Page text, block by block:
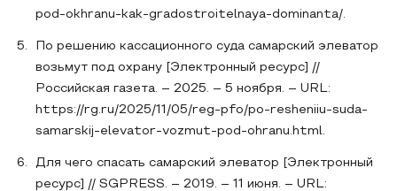
pod-okhranu-kak-gradostroitelnaya-dominanta/.
По решению кассационного суда самарский элеватор
возьмут под охрану [Электронный ресурс] //
Российская газета. – 2025. – 5 ноября. – URL:
https://rg.ru/2025/11/05/reg-pfo/po-resheniiu-suda-
samarskij-elevator-vozmut-pod-ohranu.html.
Для чего спасать самарский элеватор [Электронный
ресурс] // SGPRESS. – 2019. – 11 июня. – URL: